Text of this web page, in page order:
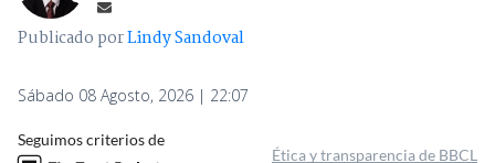
Publicado porLindy Sandoval
Sábado 08 Agosto, 2026 | 22:07
Seguimos criterios de
Ética y transparencia de BBCL